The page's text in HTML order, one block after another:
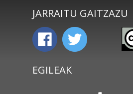
JARRAITU GAITZAZU
EGILEAK